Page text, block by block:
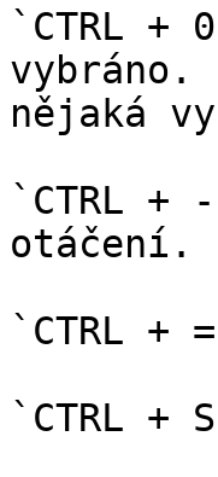
`CTRL
nějaká
`CTRL +
otáčení.
`CTRL +
`CTRL +